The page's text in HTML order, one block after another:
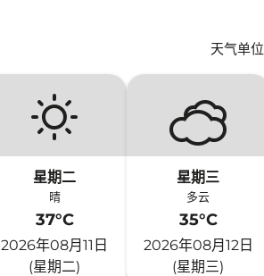
天气单位
星期二
晴
37°C
2026年08月11日
(星期二)
星期三
多云
35°C
2026年08月12日
(星期三)